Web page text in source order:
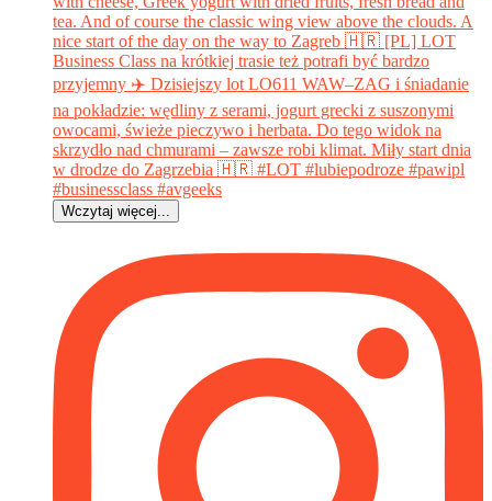
Wczytaj więcej...